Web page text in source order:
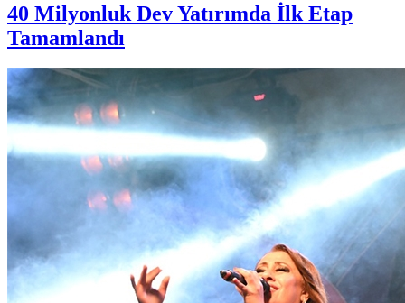
40 Milyonluk Dev Yatırımda İlk Etap
Tamamlandı